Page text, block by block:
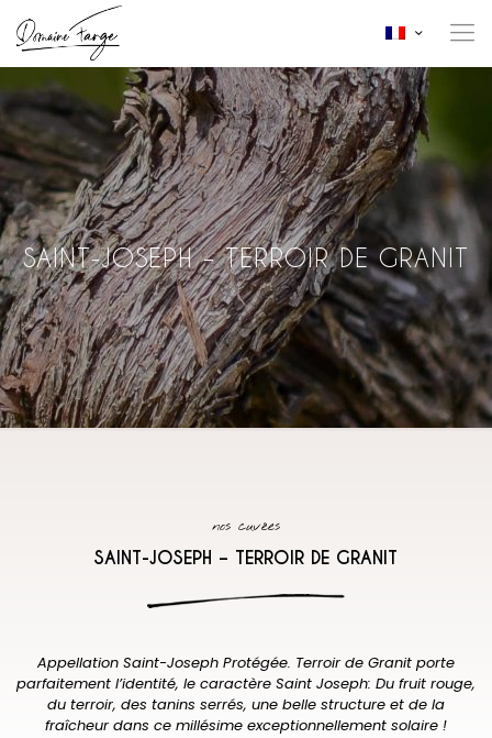
SAINT-JOSEPH – TERROIR DE GRANIT
nos cuvées
SAINT-JOSEPH – TERROIR DE GRANIT
Appellation Saint-Joseph Protégée. Terroir de Granit porte
parfaitement l’identité, le caractère Saint Joseph: Du fruit rouge,
du terroir, des tanins serrés, une belle structure et de la
fraîcheur dans ce millésime exceptionnellement solaire !